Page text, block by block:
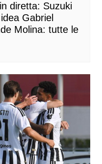
diretta: Suzuki
Gabriel
Molina: tutte le